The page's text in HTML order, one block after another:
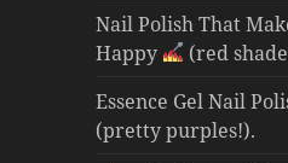
Nail Polish That
Happy
(red
Essence Gel Nail
(pretty purples!).